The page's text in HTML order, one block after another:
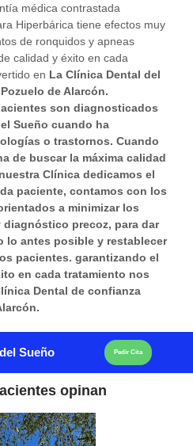
médica contrastada
Hiperbárica tiene efectos muy
de ronquidos y apneas
calidad y éxito en cada
en La Clínica Dental del
de Alarcón.
son diagnosticados
Sueño cuando ha
o trastornos. Cuando
de buscar la máxima calidad
Clínica dedicamos el
paciente, contamos con los
a minimizar los
diagnóstico precoz, para dar
lo antes posible y restablecer
pacientes. garantizando el
en cada tratamiento nos
Dental de confianza
Sueño Pedir Cita
opinan